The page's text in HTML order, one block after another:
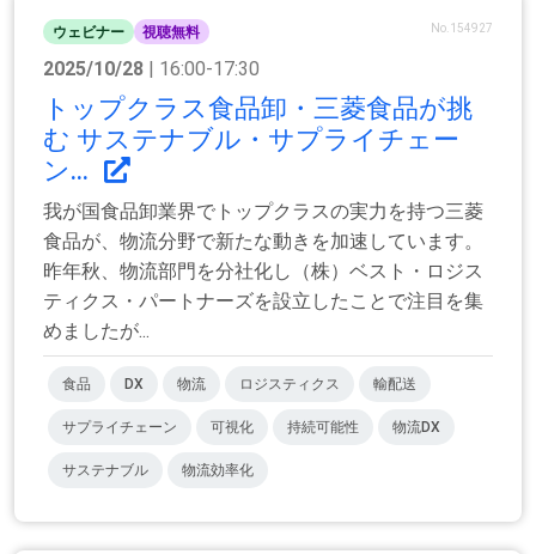
ウェビナー 視聴無料 No.154927
2025/10/28 | 16:00-17:30
トップクラス食品卸・三菱食品が挑
む サステナブル・サプライチェー
ン...
我が国食品卸業界でトップクラスの実力を持つ三菱
食品が、物流分野で新たな動きを加速しています。
昨年秋、物流部門を分社化し（株）ベスト・ロジス
ティクス・パートナーズを設立したことで注目を集
めましたが...
食品 DX 物流 ロジスティクス 輸配送
サプライチェーン 可視化 持続可能性 物流DX
サステナブル 物流効率化